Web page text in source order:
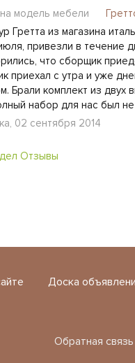
модель мебели
Гретта из магазина
привезли в течение
что сборщик
приехал с утра и уже
Брали комплект из двух
набор для нас был
02 сентября 2014
Отзывы
Доска
Обратная связь